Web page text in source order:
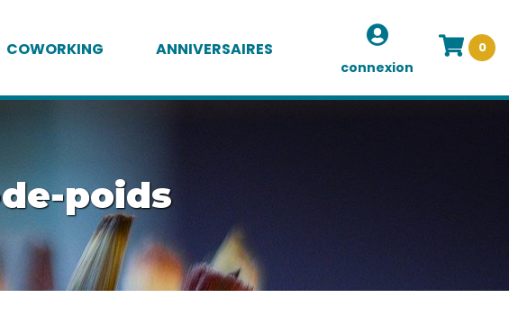
COWORKING ANNIVERSAIRES
connexion
0
poids